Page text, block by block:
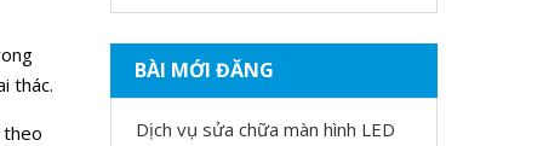
thác.
theo
BÀI MỚI ĐĂNG
Dịch vụ sửa chữa màn hình LED